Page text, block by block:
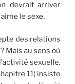
devrait arriver
le sexe.
des relations
Mais au sens où
sexuelle.
11) insiste